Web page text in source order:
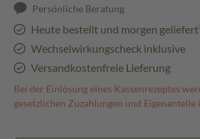
Persönliche Beratung
Heute bestellt und morgen
Wechselwirkungscheck inklusive
Versandkostenfreie Lieferung
Bei der Einlösung eines Kassenrezeptes
gesetzlichen Zuzahlungen und Eigenanteile